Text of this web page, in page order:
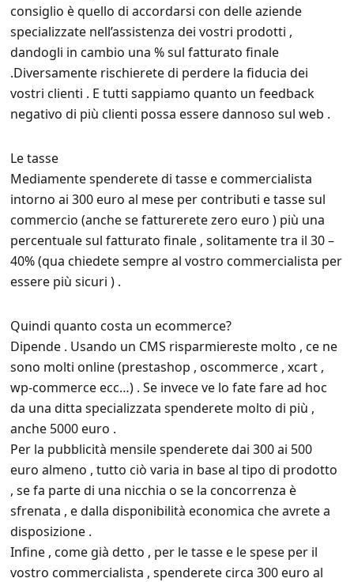
consiglio è quello di accordarsi con delle aziende
specializzate nell’assistenza dei vostri prodotti ,
dandogli in cambio una % sul fatturato finale
.Diversamente rischierete di perdere la fiducia dei
vostri clienti . E tutti sappiamo quanto un feedback
negativo di più clienti possa essere dannoso sul web .
Le tasse
Mediamente spenderete di tasse e commercialista
intorno ai 300 euro al mese per contributi e tasse sul
commercio (anche se fatturerete zero euro ) più una
percentuale sul fatturato finale , solitamente tra il 30 –
40% (qua chiedete sempre al vostro commercialista per
essere più sicuri ) .
Quindi quanto costa un ecommerce?
Dipende . Usando un CMS risparmiereste molto , ce ne
sono molti online (prestashop , oscommerce , xcart ,
wp-commerce ecc…) . Se invece ve lo fate fare ad hoc
da una ditta specializzata spenderete molto di più ,
anche 5000 euro .
Per la pubblicità mensile spenderete dai 300 ai 500
euro almeno , tutto ciò varia in base al tipo di prodotto
, se fa parte di una nicchia o se la concorrenza è
sfrenata , e dalla disponibilità economica che avrete a
disposizione .
Infine , come già detto , per le tasse e le spese per il
vostro commercialista , spenderete circa 300 euro al